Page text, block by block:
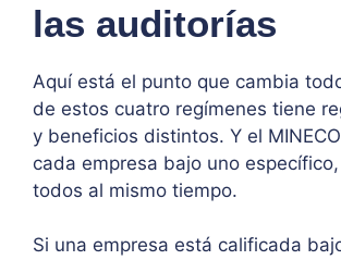
las auditorías
Aquí está el punto que cambia
de estos cuatro regímenes tiene
y beneficios distintos. Y el
cada empresa bajo uno
todos al mismo tiempo.
Si una empresa está calificada